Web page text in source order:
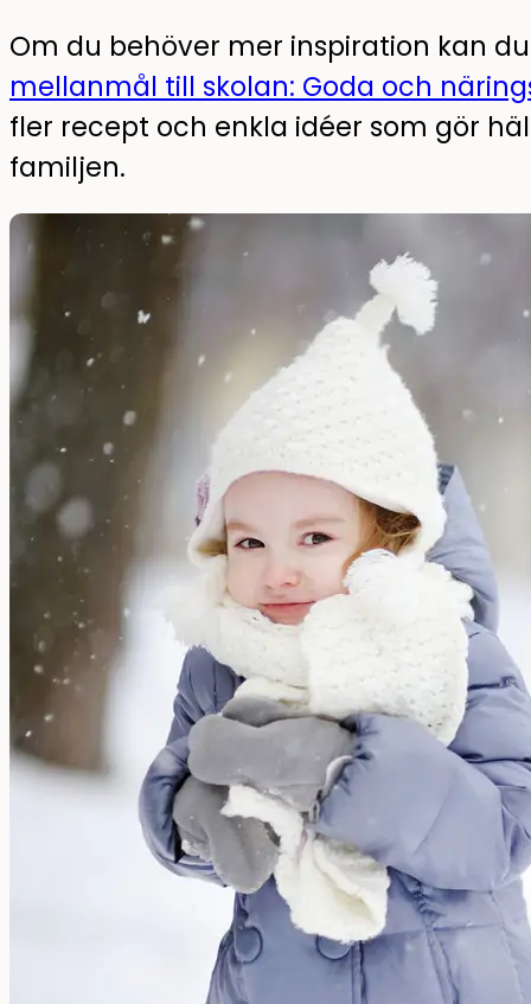
Om du behöver mer inspiration kan
mellanmål till skolan: Goda och
fler recept och enkla idéer som gör
familjen.